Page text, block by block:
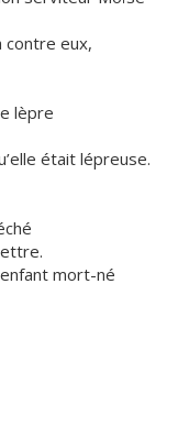
contre eux,
lèpre
était lépreuse.
mort-né